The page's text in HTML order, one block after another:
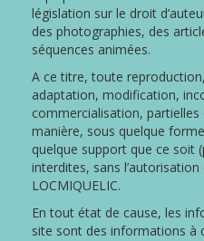
législation sur le droit
des photographies, des
séquences animées.
A ce titre, toute
adaptation, modification,
commercialisation,
manière, sous quelque
quelque support que ce soit
interdites, sans
LOCMIQUELIC.
En tout état de cause, les
site sont des informations à